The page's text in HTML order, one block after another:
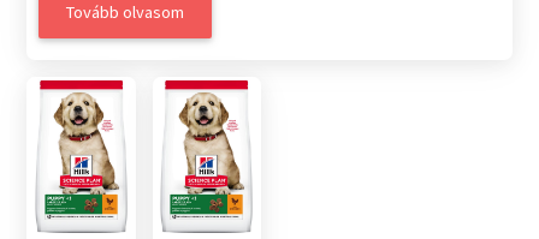
Tovább olvasom